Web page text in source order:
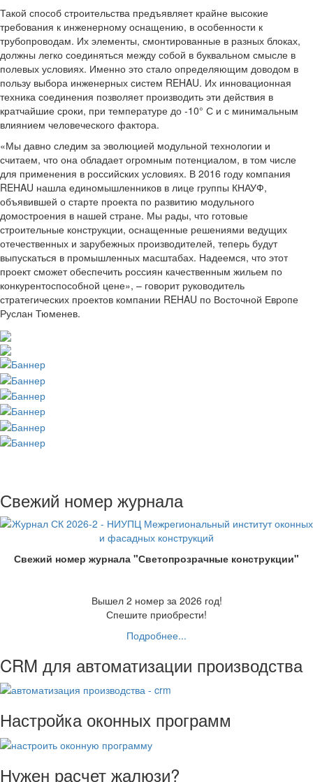
Такой способ строительства предъявляет крайне высокие
требования к инженерному оснащению, в особенности к
трубопроводам. Их элементы, смонтированные в разных блоках,
должны легко соединяться между собой в буквальном смысле в
полевых условиях. Именно это стало определяющим доводом в
пользу выбора инженерных систем REHAU. Их инновационная
техника соединения позволяет производить эти действия в
кратчайшие сроки, при температуре до -10° С и с минимальным
влиянием человеческого фактора.
«Мы давно следим за эволюцией модульной технологии и
считаем, что она обладает огромным потенциалом, в том числе
для применения в российских условиях. В 2016 году компания
REHAU нашла единомышленников в лице группы КНАУФ,
объявившей о старте проекта по развитию модульного
домостроения в нашей стране. Мы рады, что готовые
строительные конструкции, оснащенные решениями ведущих
отечественных и зарубежных производителей, теперь будут
выпускаться в промышленных масштабах. Надеемся, что этот
проект сможет обеспечить россиян качественным жильем по
конкурентоспособной цене», – говорит руководитель
стратегических проектов компании REHAU по Восточной Европе
Руслан Тюменев.
Свежий номер журнала
Свежий номер журнала "Светопрозрачные конструкции"
Вышел 2 номер за 2026 год!
Спешите приобрести!
Подробнее...
CRM для автоматизации производства
Настройка оконных программ
Нужен расчет жалюзи?